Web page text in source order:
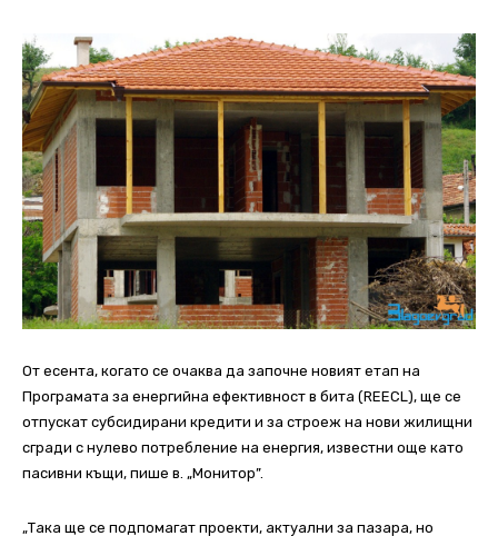
От есента, когато се очаква да започне новият етап на
Програмата за енергийна ефективност в бита (REECL), ще се
отпускат субсидирани кредити и за строеж на нови жилищни
сгради с нулево потребление на енергия, известни още като
пасивни къщи, пише в. „Монитор”.
„Така ще се подпомагат проекти, актуални за пазара, но